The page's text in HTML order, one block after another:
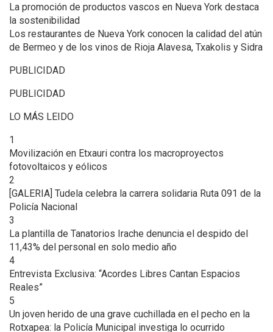
La promoción de productos vascos en Nueva York destaca
la sostenibilidad
Los restaurantes de Nueva York conocen la calidad del atún
de Bermeo y de los vinos de Rioja Alavesa, Txakolis y Sidra
PUBLICIDAD
PUBLICIDAD
LO MÁS LEIDO
1
Movilización en Etxauri contra los macroproyectos
fotovoltaicos y eólicos
2
[GALERIA] Tudela celebra la carrera solidaria Ruta 091 de la
Policía Nacional
3
La plantilla de Tanatorios Irache denuncia el despido del
11,43% del personal en solo medio año
4
Entrevista Exclusiva: “Acordes Libres Cantan Espacios
Reales”
5
Un joven herido de una grave cuchillada en el pecho en la
Rotxapea: la Policía Municipal investiga lo ocurrido